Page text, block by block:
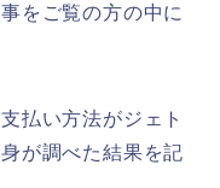
をご覧の方の中に
払い方法がジェト
が調べた結果を記